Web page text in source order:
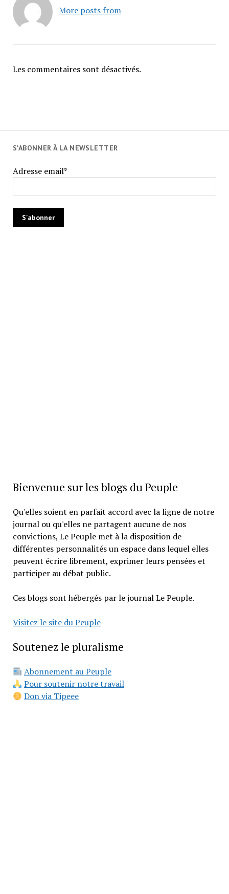
More posts from
Les commentaires sont désactivés.
S'ABONNER À LA NEWSLETTER
Adresse email*
Bienvenue sur les blogs du Peuple
Qu'elles soient en parfait accord avec la ligne de notre
journal ou qu'elles ne partagent aucune de nos
convictions, Le Peuple met à la disposition de
différentes personnalités un espace dans lequel elles
peuvent écrire librement, exprimer leurs pensées et
participer au débat public.
Ces blogs sont hébergés par le journal Le Peuple.
Visitez le site du Peuple
Soutenez le pluralisme
Abonnement au Peuple
Pour soutenir notre travail
Don via Tipeee